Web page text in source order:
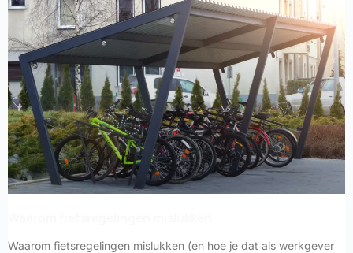
Waarom fietsregelingen mislukken (en hoe je dat als werkgever